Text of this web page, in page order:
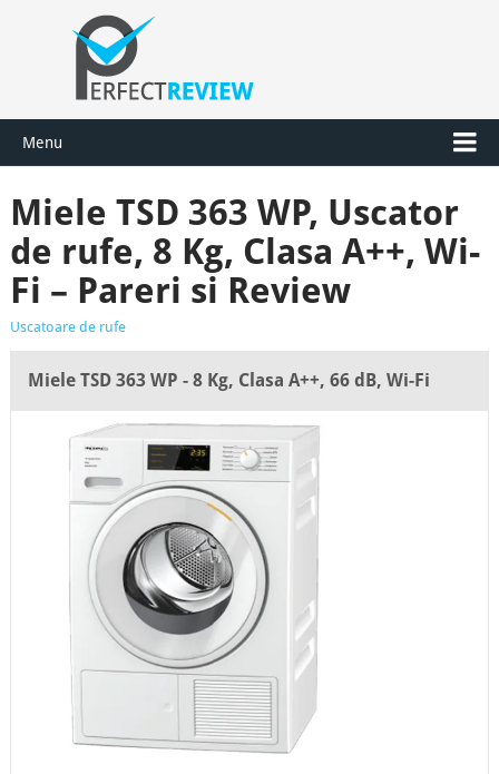
Menu
Miele TSD 363 WP, Uscator
de rufe, 8 Kg, Clasa A++, Wi-
Fi – Pareri si Review
Uscatoare de rufe
Miele TSD 363 WP - 8 Kg, Clasa A++, 66 dB, Wi-Fi